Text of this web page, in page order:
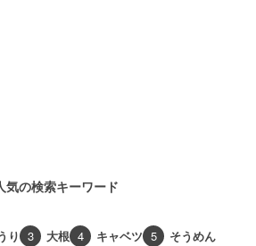
気の検索キーワード
り 3 大根 4 キャベツ 5 そうめん